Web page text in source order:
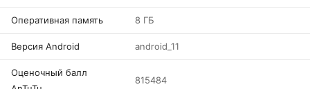
Оперативная память 8 ГБ
Версия Android android_11
Оценочный балл
815484